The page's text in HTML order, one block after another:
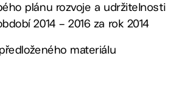
plánu rozvoje a udržitelnosti
2014 – 2016 za rok 2014
materiálu